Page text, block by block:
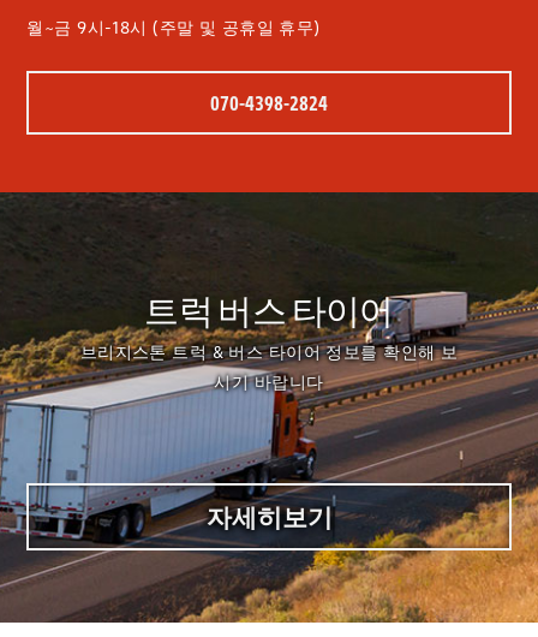
월~금 9시-18시 (주말 및 공휴일 휴무)
070-4398-2824
트럭 버스 타이어
브리지스톤 트럭 & 버스 타이어 정보를 확인해 보
시기 바랍니다
자세히보기